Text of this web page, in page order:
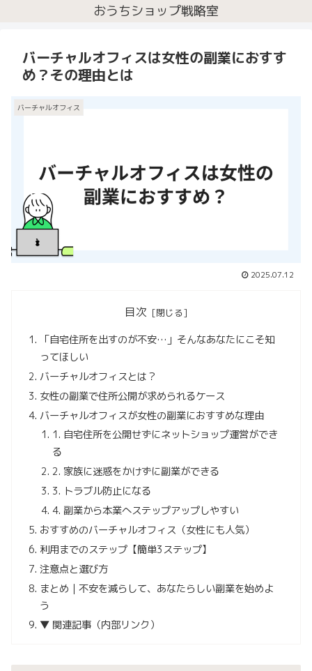
おうちショップ戦略室
バーチャルオフィスは女性の副業におすす
め？その理由とは
バーチャルオフィス
2025.07.12
目次
「自宅住所を出すのが不安…」そんなあなたにこそ知
ってほしい
バーチャルオフィスとは？
女性の副業で住所公開が求められるケース
バーチャルオフィスが女性の副業におすすめな理由
1. 自宅住所を公開せずにネットショップ運営ができ
る
2. 家族に迷惑をかけずに副業ができる
3. トラブル防止になる
4. 副業から本業へステップアップしやすい
おすすめのバーチャルオフィス（女性にも人気）
利用までのステップ【簡単3ステップ】
注意点と選び方
まとめ｜不安を減らして、あなたらしい副業を始めよ
う
▼ 関連記事（内部リンク）